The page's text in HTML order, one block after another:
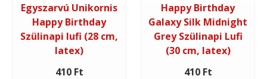
Egyszarvú Unikornis
Happy Birthday
Szülinapi lufi (28 cm,
latex)
410 Ft
Happy Birthday
Galaxy Silk Midnight
Grey Szülinapi Lufi
(30 cm, latex)
410 Ft